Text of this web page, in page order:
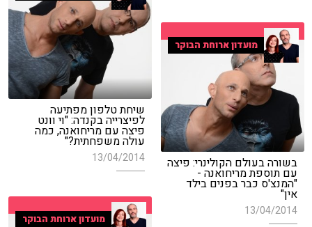
שיחת טלפון מפתיעה
לפיצרייה בקנדה: "וי וונט
פיצה עם מריחואנה, כמה
עולה משפחתית?"
13/04/2014
מועדון ארוחת הבוקר
בשורה בעולם הקולינרי: פיצה
עם תוספת מריחואנה -
"המנצ'ס כבר בפנים בילד
אין"
13/04/2014
מועדון ארוחת הבוקר